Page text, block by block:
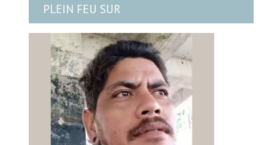
PLEIN FEU SUR